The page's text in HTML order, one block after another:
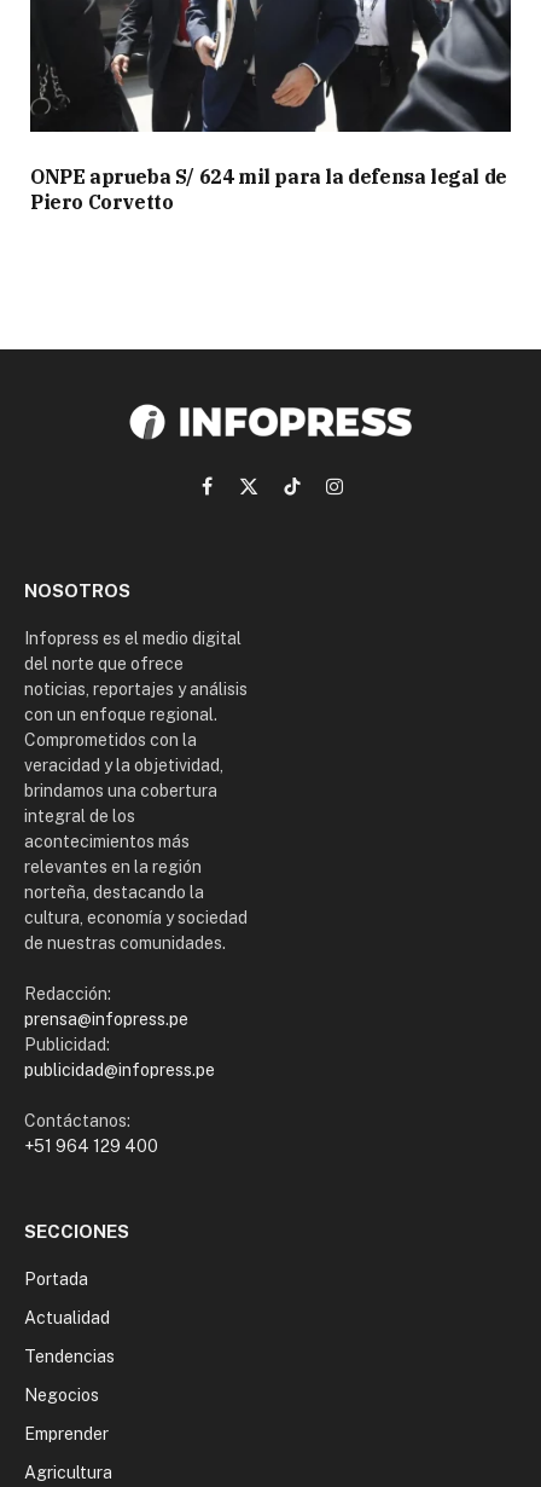
ONPE aprueba S/ 624 mil para la defensa legal de
Piero Corvetto
Facebook
X
TikTokInstagram
NOSOTROS
Infopress es el medio digital
del norte que ofrece
noticias, reportajes y análisis
con un enfoque regional.
Comprometidos con la
veracidad y la objetividad,
brindamos una cobertura
integral de los
acontecimientos más
relevantes en la región
norteña, destacando la
cultura, economía y sociedad
de nuestras comunidades.
Redacción:
prensa@infopress.pe
Publicidad:
publicidad@infopress.pe
Contáctanos:
+51 964 129 400
SECCIONES
Portada
Actualidad
Tendencias
Negocios
Emprender
Agricultura